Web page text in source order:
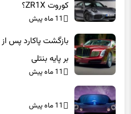
بر پایه بنتلی
11 ماه پیش